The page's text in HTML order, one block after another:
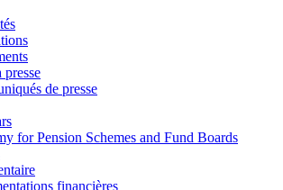
presse
de presse
for Pension Schemes and Fund Boards
financières